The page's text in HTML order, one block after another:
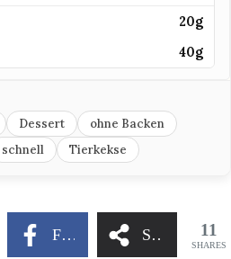
20g
40g
Dessert
ohne Backen
schnell Tierkekse
Facebook Share 11
SHARES